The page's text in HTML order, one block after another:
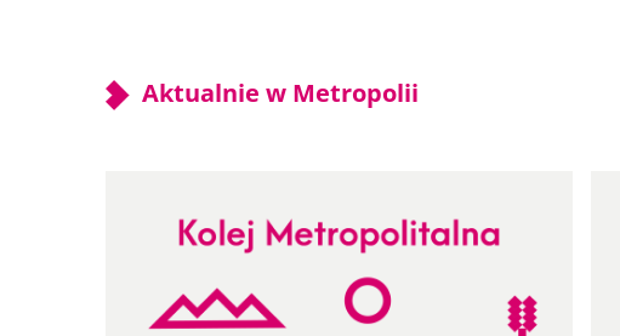
Aktualnie w Metropolii